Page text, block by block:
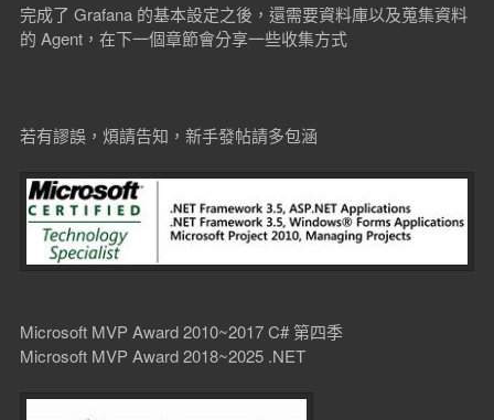
完成了 Grafana 的基本設定之後，還需要資料庫以及蒐集資料
的 Agent，在下一個章節會分享一些收集方式
若有謬誤，煩請告知，新手發帖請多包涵
Microsoft MVP Award 2010~2017 C# 第四季
Microsoft MVP Award 2018~2025 .NET